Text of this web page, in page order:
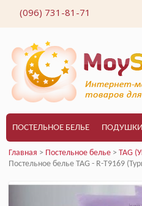
(096) 731-81-71
ПОСТЕЛЬНОЕ БЕЛЬЕ ПОДУШКИ
Главная > Постельное белье > TAG
Постельное белье TAG - R-T9169